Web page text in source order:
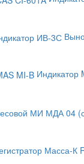
Индикатор